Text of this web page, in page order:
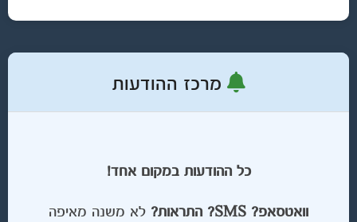
מרכז ההודעות
כל ההודעות במקום אחד!
וואטסאפ? SMS? התראות?
לא משנה מאיפה